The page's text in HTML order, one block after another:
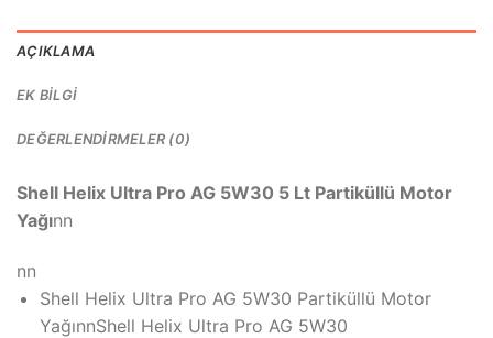
AÇIKLAMA
EK BILGI
DEĞERLENDIRMELER (0)
Shell Helix Ultra Pro AG 5W30 5 Lt Partiküllü Motor
Yağınn
nn
Shell Helix Ultra Pro AG 5W30 Partiküllü Motor
YağınnShell Helix Ultra Pro AG 5W30